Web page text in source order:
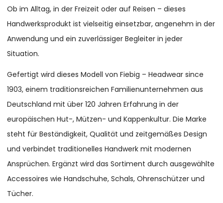
Ob im Alltag, in der Freizeit oder auf Reisen – dieses
Handwerksprodukt ist vielseitig einsetzbar, angenehm in der
Anwendung und ein zuverlässiger Begleiter in jeder
Situation.
Gefertigt wird dieses Modell von Fiebig – Headwear since
1903, einem traditionsreichen Familienunternehmen aus
Deutschland mit über 120 Jahren Erfahrung in der
europäischen Hut-, Mützen- und Kappenkultur. Die Marke
steht für Beständigkeit, Qualität und zeitgemäßes Design
und verbindet traditionelles Handwerk mit modernen
Ansprüchen. Ergänzt wird das Sortiment durch ausgewählte
Accessoires wie Handschuhe, Schals, Ohrenschützer und
Tücher.